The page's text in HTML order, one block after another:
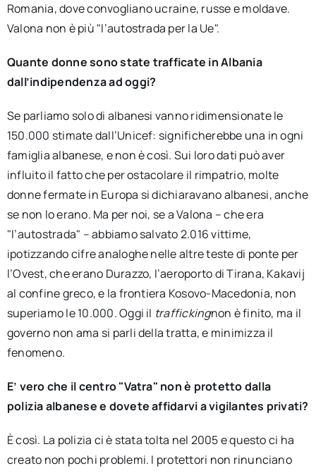
Romania, dove convogliano ucraine, russe e moldave.
Valona non è più "l’autostrada per la Ue".
Quante donne sono state trafficate in Albania
dall’indipendenza ad oggi?
Se parliamo solo di albanesi vanno ridimensionate le
150.000 stimate dall’Unicef: significherebbe una in ogni
famiglia albanese, e non è così. Sui loro dati può aver
influito il fatto che per ostacolare il rimpatrio, molte
donne fermate in Europa si dichiaravano albanesi, anche
se non lo erano. Ma per noi, se a Valona – che era
"l’autostrada" – abbiamo salvato 2.016 vittime,
ipotizzando cifre analoghe nelle altre teste di ponte per
l’Ovest, che erano Durazzo, l’aeroporto di Tirana, Kakavij
al confine greco, e la frontiera Kosovo-Macedonia, non
superiamo le 10.000. Oggi il traffickingnon è finito, ma il
governo non ama si parli della tratta, e minimizza il
fenomeno.
E’ vero che il centro "Vatra" non è protetto dalla
polizia albanese e dovete affidarvi a vigilantes privati?
È così. La polizia ci è stata tolta nel 2005 e questo ci ha
creato non pochi problemi. I protettori non rinunciano